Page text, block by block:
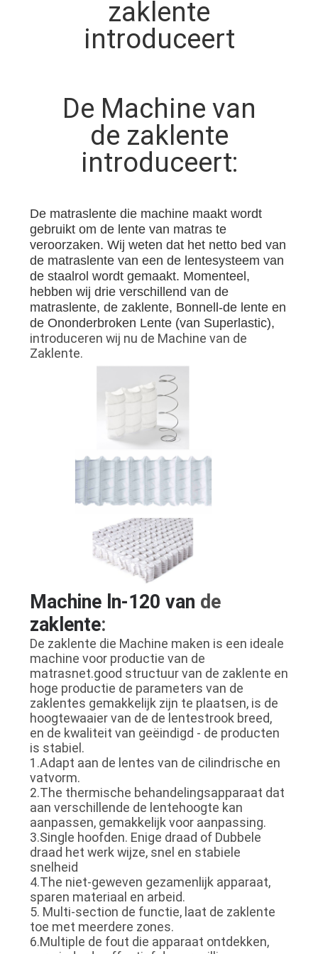
CONTACTEER
GEVALLEN
SITEMAP
PRIVACYBELEID
zaklente
introduceert
De Machine van
de zaklente
introduceert:
De matraslente die machine maakt wordt
gebruikt om de lente van matras te
veroorzaken. Wij weten dat het netto bed van
de matraslente van een de lentesysteem van
de staalrol wordt gemaakt. Momenteel,
hebben wij drie verschillend van de
matraslente, de zaklente, Bonnell-de lente en
de Ononderbroken Lente (van Superlastic),
introduceren wij nu de Machine van de
Zaklente.
Machine ln-120 van de
zaklente:
De zaklente die Machine maken is een ideale
machine voor productie van de
matrasnet.good structuur van de zaklente en
hoge productie de parameters van de
zaklentes gemakkelijk zijn te plaatsen, is de
hoogtewaaier van de de lentestrook breed,
en de kwaliteit van geëindigd - de producten
is stabiel.
1.Adapt aan de lentes van de cilindrische en
vatvorm.
2.The thermische behandelingsapparaat dat
aan verschillende de lentehoogte kan
aanpassen, gemakkelijk voor aanpassing.
3.Single hoofden. Enige draad of Dubbele
draad het werk wijze, snel en stabiele
snelheid
4.The niet-geweven gezamenlijk apparaat,
sparen materiaal en arbeid.
5. Multi-section de functie, laat de zaklente
toe met meerdere zones.
6.Multiple de fout die apparaat ontdekken,